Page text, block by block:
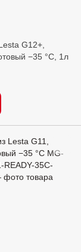
G12+,
−35 °C, 1л